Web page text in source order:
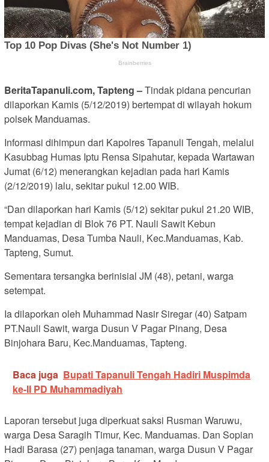
BeritaTapanuli.com, Tapteng –Tindak pidana pencurian
dilaporkan Kamis (5/12/2019) bertempat di wilayah hokum
polsek Manduamas.
Informasi dihimpun dari Kapolres Tapanuli Tengah, melalui
Kasubbag Humas Iptu Rensa Sipahutar, kepada Wartawan
Jumat (6/12) menerangkan kejadian pada hari Kamis
(2/12/2019) lalu, sekitar pukul 12.00 WIB.
“Dan dilaporkan hari Kamis (5/12) sekitar pukul 21.20 WIB,
tempat kejadian di Blok 76 PT. Nauli Sawit Kebun
Manduamas, Desa Tumba Nauli, Kec.Manduamas, Kab.
Tapteng, Sumut.
Sementara tersangka berinisial JM (48), petani, warga
setempat.
Ia dilaporkan oleh Muhammad Nasir Siregar (40) Satpam
PT.Nauli Sawit, warga Dusun V Pagar Pinang, Desa
Binjohara Baru, Kec.Manduamas, Tapteng.
Baca juga Bupati Tapanuli Tengah Hadiri Muspimda
ke-II PD Muhammadiyah
Laporan tersebut juga diperkuat saksi Rusman Waruwu,
warga Desa Saragih Timur, Kec. Manduamas. Dan Sopian
Hadi Barasa (27) penjaga tanaman, warga Dusun V Pagar